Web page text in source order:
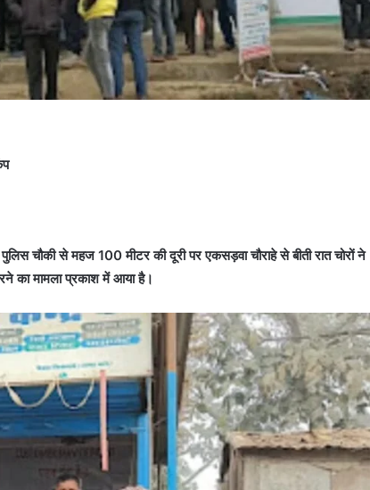
चौकी से महज 100 मीटर की दूरी पर एकसड़वा चौराहे से बीती रात चोरों ने
का मामला प्रकाश में आया है।